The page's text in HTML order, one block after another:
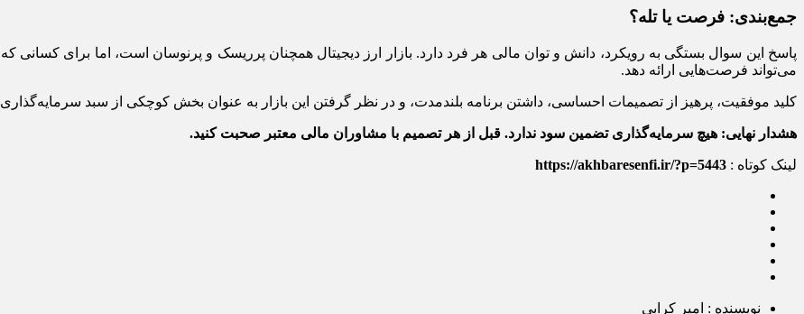
جمع‌بندی: فرصت یا تله؟
پاسخ این سوال بستگی به رویکرد، دانش و توان مالی هر فرد دارد. بازار ارز دیجیتال همچنان پرریسک و پرنوسان است، اما برای
می‌تواند فرصت‌هایی ارائه دهد.
کلید موفقیت، پرهیز از تصمیمات احساسی، داشتن برنامه بلندمدت، و در نظر گرفتن این بازار به عنوان بخش کوچکی از سبد
هشدار نهایی: هیچ سرمایه‌گذاری تضمین سود ندارد. قبل از هر تصمیم با مشاوران مالی معتبر صحبت کنید.
لینک کوتاه : https://akhbaresenfi.ir/?p=5443
نویسنده : امیر کرابی